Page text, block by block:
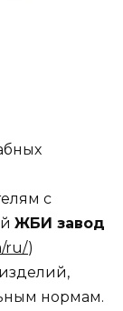
с
ЖБИ завод
ru/)
нормам.